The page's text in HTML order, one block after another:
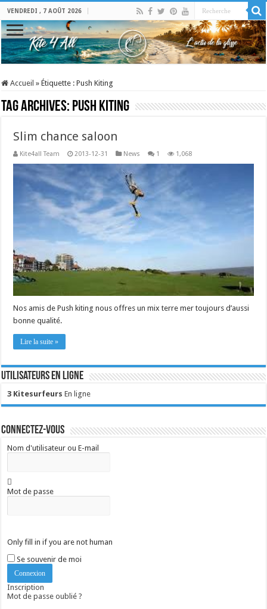
VENDREDI , 7 AOÛT 2026
Accueil » Étiquette :Push Kiting
Tag Archives: Push Kiting
Slim chance saloon
Kite4all Team 2013-12-31 News 1 1,068
Nos amis de Push kiting nous offres un mix terre mer toujours d’aussi
bonne qualité.
Lire la suite »
Utilisateurs en ligne
3 Kitesurfeurs En ligne
Connectez-vous
Nom d'utilisateur ou E-mail
Mot de passe
Only fill in if you are not human
Se souvenir de moi
Inscription
Mot de passe oublié ?